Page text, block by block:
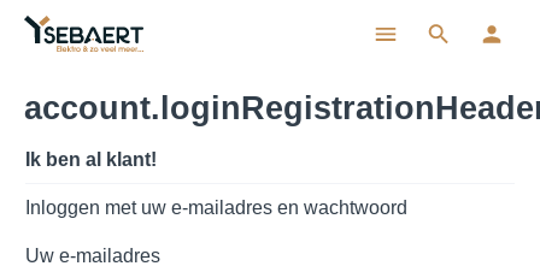
Ik ben al klant!
Inloggen met uw e-mailadres en wachtwoord
Uw e-mailadres